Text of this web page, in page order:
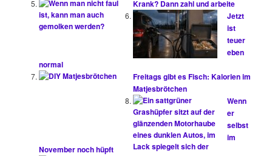
Krank? Dann zahl und arbeite
Jetzt
ist
teuer
eben
normal
Freitags gibt es Fisch: Kalorien im
Matjesbrötchen
Wenn
er
selbst
im
November noch hüpft